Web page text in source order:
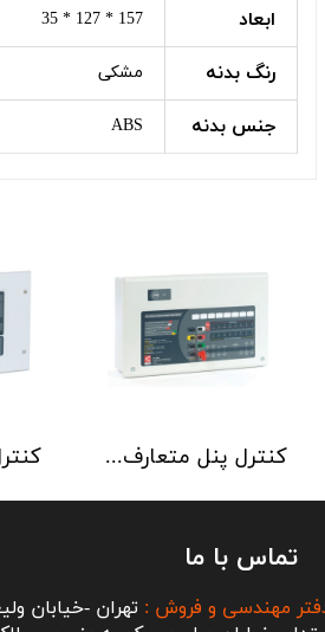
ابعاد 157 * 127 * 35
رنگ بدنه مشکی
جنس بدنه ABS
کنترل پنل متعارف C-TEC سری CFP 8 Zone
تماس با ما
مهندسی و فروش : تهران -خیابان